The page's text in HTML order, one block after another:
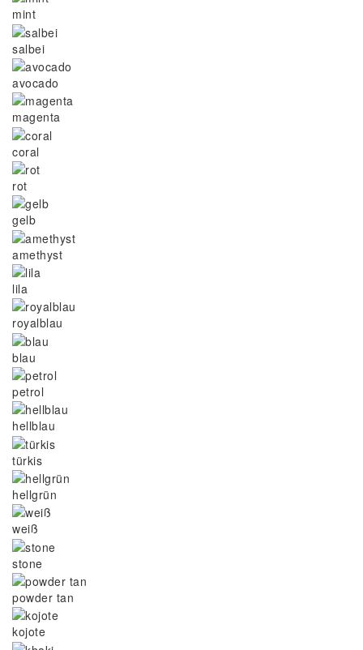
mint
salbei
avocado
magenta
coral
rot
gelb
amethyst
lila
royalblau
blau
petrol
hellblau
türkis
hellgrün
weiß
stone
powder tan
kojote